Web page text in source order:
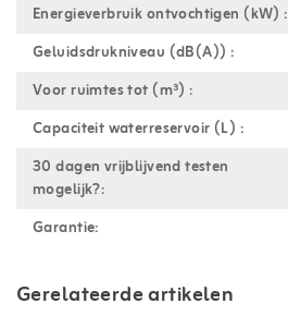
Energieverbruik ontvochtigen (kW) :
Geluidsdrukniveau (dB(A)) :
Voor ruimtes tot (m³) :
Capaciteit waterreservoir (L) :
30 dagen vrijblijvend testen
mogelijk?:
Garantie:
Gerelateerde artikelen